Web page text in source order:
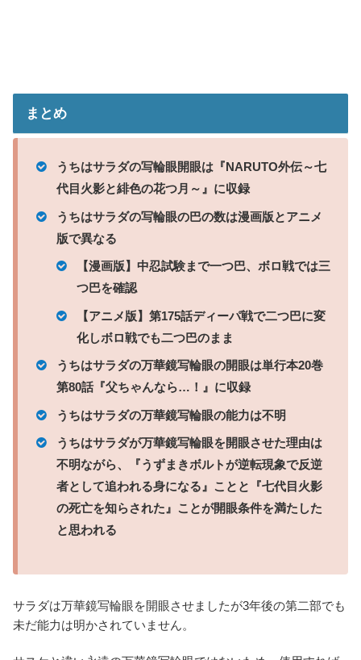
まとめ
うちはサラダの写輪眼開眼は『NARUTO外伝～七
代目火影と緋色の花つ月～』に収録
うちはサラダの写輪眼の巴の数は漫画版とアニメ
版で異なる
【漫画版】中忍試験まで一つ巴、ボロ戦では三
つ巴を確認
【アニメ版】第175話ディーパ戦で二つ巴に変
化しボロ戦でも二つ巴のまま
うちはサラダの万華鏡写輪眼の開眼は単行本20巻
第80話『父ちゃんなら…！』に収録
うちはサラダの万華鏡写輪眼の能力は不明
うちはサラダが万華鏡写輪眼を開眼させた理由は
不明ながら、『うずまきボルトが逆転現象で反逆
者として追われる身になる』ことと『七代目火影
の死亡を知らされた』ことが開眼条件を満たした
と思われる
サラダは万華鏡写輪眼を開眼させましたが3年後の第二部でも
未だ能力は明かされていません。